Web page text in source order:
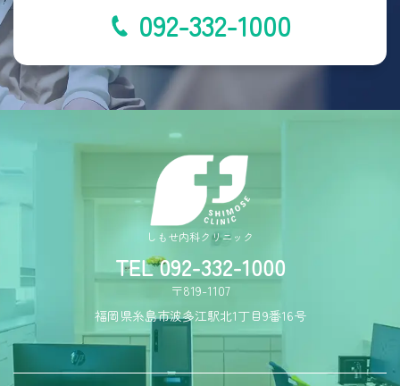
092-332-1000
しもせ内科クリニック
TEL 092-332-1000
〒819-1107
福岡県糸島市波多江駅北1丁目9番16号